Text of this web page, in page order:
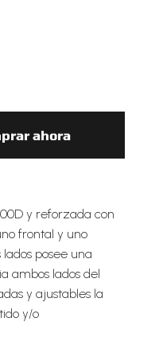
ahora
y reforzada con
frontal y uno
posee una
ambos lados del
y ajustables la
y/o